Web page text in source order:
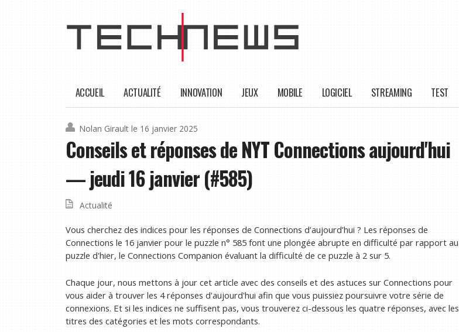
ACCUEIL ACTUALITÉ INNOVATION JEUX MOBILE LOGICIEL STREAMING TEST
Nolan Girault le 16 janvier 2025
Conseils et réponses de NYT Connections aujourd'hui
— jeudi 16 janvier (#585)
Actualité
Vous cherchez des indices pour les réponses de Connections d’aujourd’hui ? Les réponses de
Connections le 16 janvier pour le puzzle n° 585 font une plongée abrupte en difficulté par rapport au
puzzle d'hier, le Connections Companion évaluant la difficulté de ce puzzle à 2 sur 5.
Chaque jour, nous mettons à jour cet article avec des conseils et des astuces sur Connections pour
vous aider à trouver les 4 réponses d'aujourd'hui afin que vous puissiez poursuivre votre série de
connexions. Et si les indices ne suffisent pas, vous trouverez ci-dessous les quatre réponses, avec les
titres des catégories et les mots correspondants.